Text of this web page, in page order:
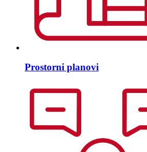
Prostorni planovi